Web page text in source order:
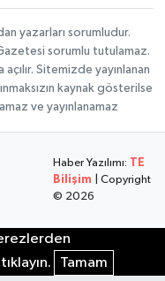
yazarları sorumludur.
sorumlu tutulamaz.
Sitemizde yayınlanan
kaynak gösterilse
ve yayınlanamaz
Haber Yazılımı:
TE
Bilişim | Copyright
© 2026
Tamam